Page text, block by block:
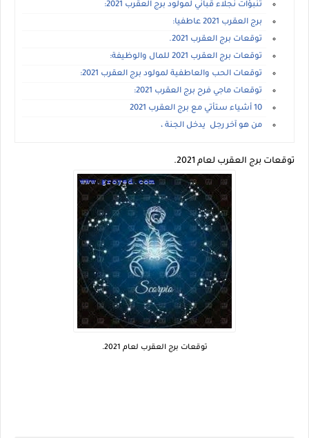
تنبؤات نجلاء قباني لمولود برج العقرب 2021:
برج العقرب 2021 عاطفيا:
توقعات برج العقرب 2021.
توقعات برج العقرب 2021 للمال والوظيفة:
توقعات الحب والعاطفية لمولود برج العقرب 2021:
توقعات ماجي فرح برج العقرب 2021:
من هو آخر رجل يدخل الجنة ،
توقعات برج العقرب لعام 2021.
توقعات برج العقرب لعام 2021.